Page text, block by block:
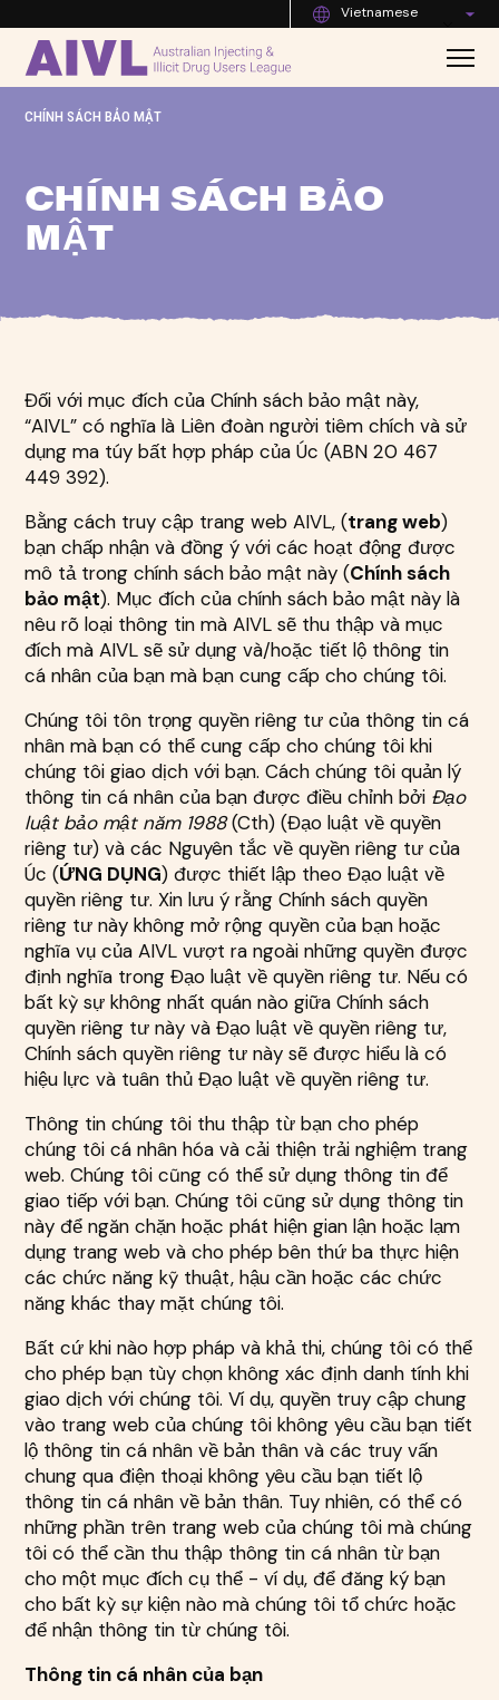
Vietnamese
CHÍNH SÁCH BẢO MẬT
CHÍNH SÁCH BẢO
MẬT
Đối với mục đích của Chính sách bảo mật này,
“AIVL” có nghĩa là Liên đoàn người tiêm chích và sử
dụng ma túy bất hợp pháp của Úc (ABN 20 467
449 392).
Bằng cách truy cập trang web AIVL, (trang web)
bạn chấp nhận và đồng ý với các hoạt động được
mô tả trong chính sách bảo mật này (Chính sách
bảo mật). Mục đích của chính sách bảo mật này là
nêu rõ loại thông tin mà AIVL sẽ thu thập và mục
đích mà AIVL sẽ sử dụng và/hoặc tiết lộ thông tin
cá nhân của bạn mà bạn cung cấp cho chúng tôi.
Chúng tôi tôn trọng quyền riêng tư của thông tin cá
nhân mà bạn có thể cung cấp cho chúng tôi khi
chúng tôi giao dịch với bạn. Cách chúng tôi quản lý
thông tin cá nhân của bạn được điều chỉnh bởi Đạo
luật bảo mật năm 1988(Cth) (Đạo luật về quyền
riêng tư) và các Nguyên tắc về quyền riêng tư của
Úc (ỨNG DỤNG) được thiết lập theo Đạo luật về
quyền riêng tư. Xin lưu ý rằng Chính sách quyền
riêng tư này không mở rộng quyền của bạn hoặc
nghĩa vụ của AIVL vượt ra ngoài những quyền được
định nghĩa trong Đạo luật về quyền riêng tư. Nếu có
bất kỳ sự không nhất quán nào giữa Chính sách
quyền riêng tư này và Đạo luật về quyền riêng tư,
Chính sách quyền riêng tư này sẽ được hiểu là có
hiệu lực và tuân thủ Đạo luật về quyền riêng tư.
Thông tin chúng tôi thu thập từ bạn cho phép
chúng tôi cá nhân hóa và cải thiện trải nghiệm trang
web. Chúng tôi cũng có thể sử dụng thông tin để
giao tiếp với bạn. Chúng tôi cũng sử dụng thông tin
này để ngăn chặn hoặc phát hiện gian lận hoặc lạm
dụng trang web và cho phép bên thứ ba thực hiện
các chức năng kỹ thuật, hậu cần hoặc các chức
năng khác thay mặt chúng tôi.
Bất cứ khi nào hợp pháp và khả thi, chúng tôi có thể
cho phép bạn tùy chọn không xác định danh tính khi
giao dịch với chúng tôi. Ví dụ, quyền truy cập chung
vào trang web của chúng tôi không yêu cầu bạn tiết
lộ thông tin cá nhân về bản thân và các truy vấn
chung qua điện thoại không yêu cầu bạn tiết lộ
thông tin cá nhân về bản thân. Tuy nhiên, có thể có
những phần trên trang web của chúng tôi mà chúng
tôi có thể cần thu thập thông tin cá nhân từ bạn
cho một mục đích cụ thể - ví dụ, để đăng ký bạn
cho bất kỳ sự kiện nào mà chúng tôi tổ chức hoặc
để nhận thông tin từ chúng tôi.
Thông tin cá nhân của bạn